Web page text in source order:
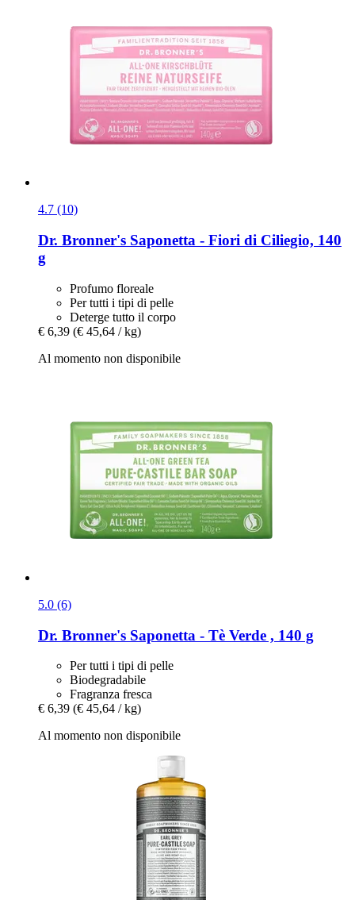
4.7 (10)
Dr. Bronner's Saponetta -​ Fiori di Ciliegio, 140
g
Profumo floreale
Per tutti i tipi di pelle
Deterge tutto il corpo
€ 6,39 (€ 45,64 / kg)
Al momento non disponibile
5.0 (6)
Dr. Bronner's Saponetta -​ Tè Verde , 140 g
Per tutti i tipi di pelle
Biodegradabile
Fragranza fresca
€ 6,39 (€ 45,64 / kg)
Al momento non disponibile